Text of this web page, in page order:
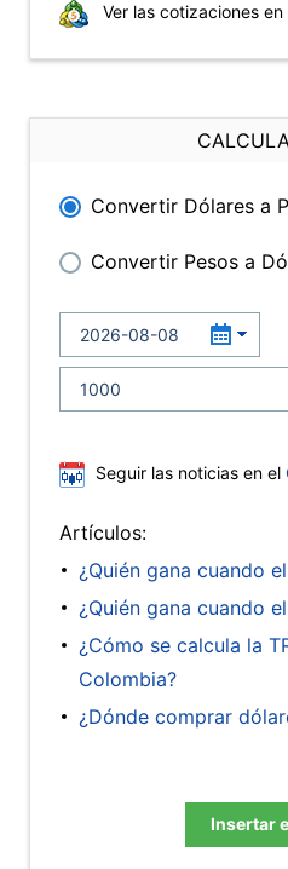
Ver las cotizaciones en
Convertir Dólares a
Convertir Pesos a
Seguir las noticias en el
Artículos:
¿Quién gana cuando
¿Quién gana cuando
¿Cómo se calcula la
Colombia?
¿Dónde comprar
Insertar